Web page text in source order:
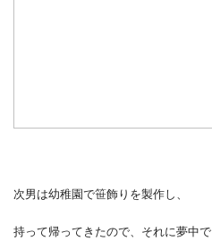
次男は幼稚園で笹飾りを製作し、
持って帰ってきたので、それに夢中で